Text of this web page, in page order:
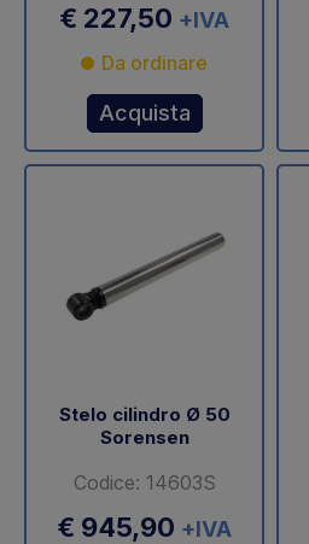
€ 227,50 +IVA
Da ordinare
Acquista
Stelo cilindro Ø 50
Sorensen
Codice: 14603S
€ 945,90 +IVA